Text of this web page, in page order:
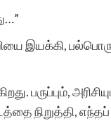
இயக்கி,
பருப்பும்,
நிறுத்தி,